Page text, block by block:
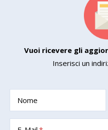
Vuoi ricevere gli
Inserisci un
Nome